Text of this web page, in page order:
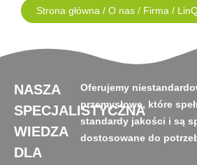
Strona główna / O nas / Firma /
NASZA
SPECJALISTYCZNA
WIEDZA
DLA
Oferujemy
przemysłowe, które
standardy jakości i są
dostosowane do